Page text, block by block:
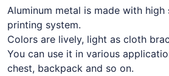
Aluminum metal is made with
printing system.
Colors are lively, light as cloth
You can use it in various
chest, backpack and so on.